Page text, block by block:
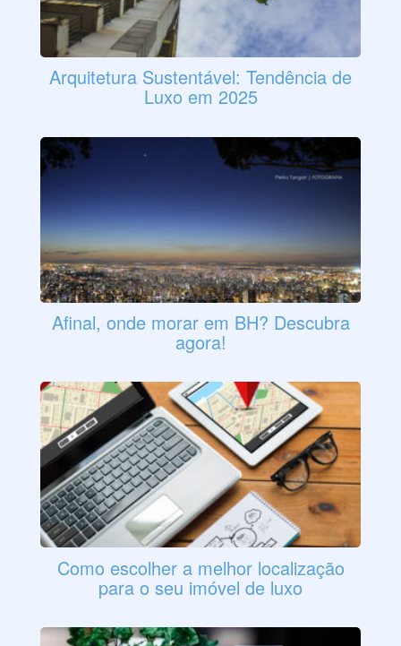
Arquitetura Sustentável: Tendência de
Luxo em 2025
Afinal, onde morar em BH? Descubra
agora!
Como escolher a melhor localização
para o seu imóvel de luxo